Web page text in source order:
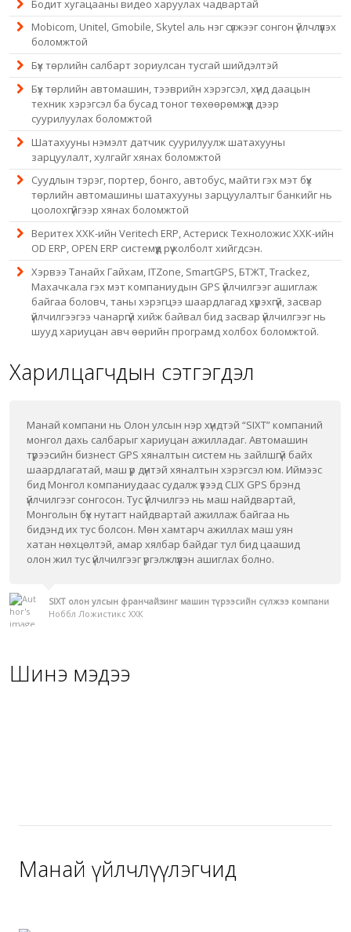
Бодит хугацааны видео харуулах чадвартай
Mobicom, Unitel, Gmobile, Skytel аль нэг сүлжээг сонгон үйлчлүүлэх
боломжтой
Бүх төрлийн салбарт зориулсан тусгай шийдэлтэй
Бүх төрлийн автомашин, тээврийн хэрэгсэл, хүнд даацын
техник хэрэгсэл ба бусад тоног төхөөрөмжүүд дээр
суурилуулах боломжтой
Шатахууны нэмэлт датчик суурилуулж шатахууны
зарцуулалт, хулгайг хянах боломжтой
Суудлын тэрэг, портер, бонго, автобус, майти гэх мэт бүх
төрлийн автомашины шатахууны зарцуулалтыг банкийг нь
цоолохгүйгээр хянах боломжтой
Веритех ХХК-ийн Veritech ERP, Астериск Техноложис ХХК-ийн
OD ERP, OPEN ERP системүүд рүү холболт хийгдсэн.
Хэрвээ Танайх Гайхам, ITZone, SmartGPS, БТЖТ, Trackez,
Махачкала гэх мэт компаниудын GPS үйлчилгээг ашиглаж
байгаа боловч, таны хэрэгцээ шаардлагад хүрэхгүй, засвар
үйлчилгээгээ чанаргүй хийж байвал бид засвар үйлчилгээг нь
шууд хариуцан авч өөрийн програмд холбох боломжтой.
Харилцагчдын сэтгэгдэл
Манай компани нь Олон улсын нэр хүндтэй “SIXT” компаний
монгол дахь салбарыг хариуцан ажилладаг. Автомашин
түрээсийн бизнест GPS хяналтын систем нь зайлшгүй байх
шаардлагатай, маш үр дүнтэй хяналтын хэрэгсэл юм. Иймээс
бид Монгол компаниудаас судалж үзээд CLIX GPS брэнд
үйлчилгээг сонгосон. Тус үйлчилгээ нь маш найдвартай,
Монголын бүх нутагт найдвартай ажиллаж байгаа нь
бидэнд их тус болсон. Мөн хамтарч ажиллах маш уян
хатан нөхцөлтэй, амар хялбар байдаг тул бид цаашид
олон жил тус үйлчилгээг үргэлжлүүлэн ашиглах болно.
SIXT олон улсын франчайзинг машин түрээсийн сүлжээ компани
Ноббл Ложистикс ХХК
Шинэ мэдээ
Манай үйлчлүүлэгчид